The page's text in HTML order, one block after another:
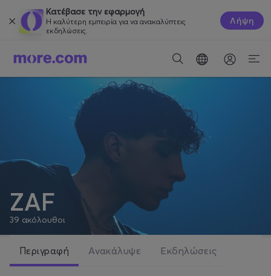
Κατέβασε την εφαρμογή
Η καλύτερη εμπειρία για να ανακαλύπτεις
εκδηλώσεις.
Λήψη
ZAF
39 ακόλουθοι
Περιγραφή Ανακάλυψε Εκδηλώσεις